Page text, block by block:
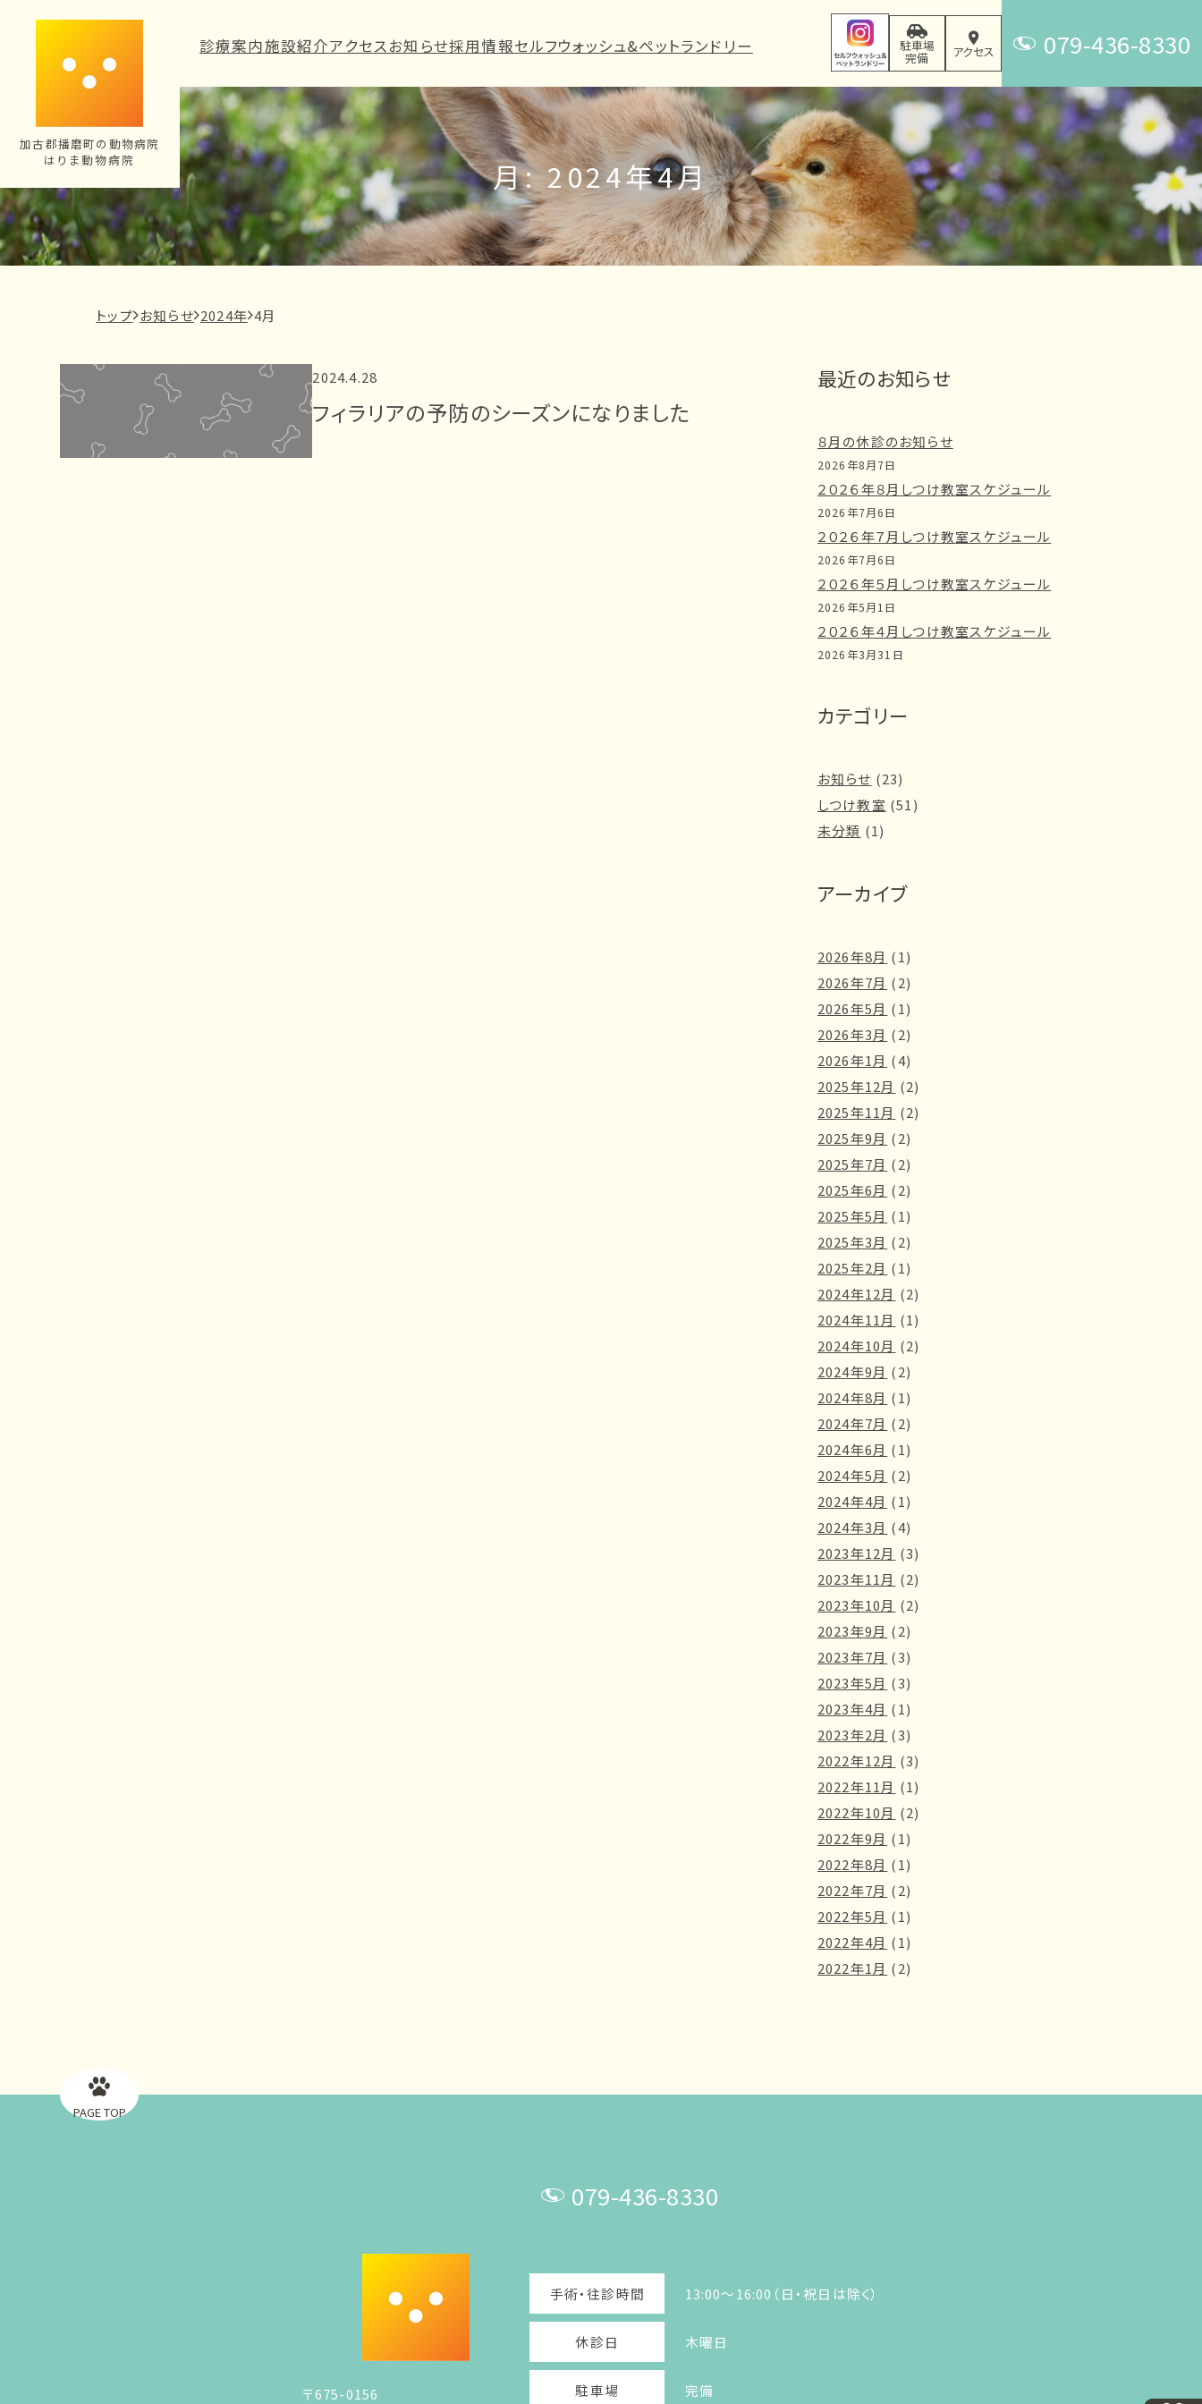
加古郡播磨町の動物病院
はりま動物病院
診療案内施設紹介アクセスお知らせ採用情報セルフウォッシュ&ペットランドリー 駐車場
完備 アクセス
E
L
079-436-8330
月:2024年4月
の
ペ
トップ お知らせ 2024年 4月
2024.4.28
フィラリアの予防のシーズンになりました
最近のお知らせ
８月の休診のお知らせ
2026年8月7日
２０２６年８月しつけ教室スケジュール
2026年7月6日
２０２６年７月しつけ教室スケジュール
2026年7月6日
２０２６年５月しつけ教室スケジュール
2026年5月1日
２０２６年４月しつけ教室スケジュール
2026年3月31日
カテゴリー
お知らせ (23)
しつけ教室 (51)
未分類 (1)
アーカイブ
2026年8月 (1)
2026年7月 (2)
2026年5月 (1)
2026年3月 (2)
2026年1月 (4)
2025年12月 (2)
2025年11月 (2)
2025年9月 (2)
2025年7月 (2)
2025年6月 (2)
2025年5月 (1)
2025年3月 (2)
2025年2月 (1)
2024年12月 (2)
2024年11月 (1)
2024年10月 (2)
2024年9月 (2)
2024年8月 (1)
2024年7月 (2)
2024年6月 (1)
2024年5月 (2)
2024年4月 (1)
2024年3月 (4)
2023年12月 (3)
2023年11月 (2)
2023年10月 (2)
2023年9月 (2)
2023年7月 (3)
2023年5月 (3)
2023年4月 (1)
2023年2月 (3)
2022年12月 (3)
2022年11月 (1)
2022年10月 (2)
2022年9月 (1)
2022年8月 (1)
2022年7月 (2)
2022年5月 (1)
2022年4月 (1)
2022年1月 (2)
PAGE TOP
〒675-0156
L
079-436-8330
手術・往診時間 13:00～16:00（日・祝日は除く）
休診日 木曜日
駐車場 完備